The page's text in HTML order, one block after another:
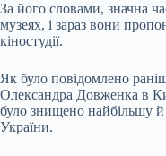
За його словами, значна
музеях, і зараз вони
кіностудії.
Як було повідомлено
Олександра Довженка в
було знищено найбільшу
України.